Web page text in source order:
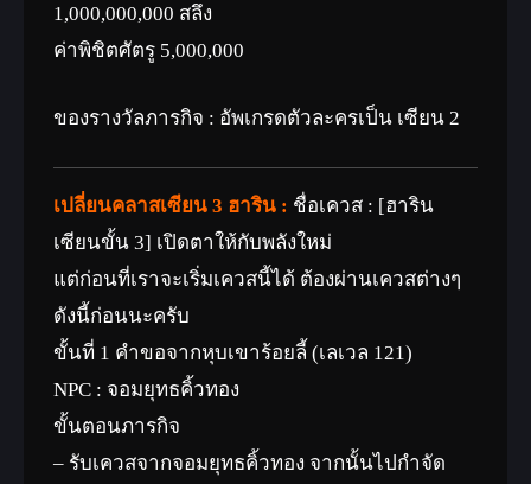
1,000,000,000 สลึง
ค่าพิชิตศัตรู 5,000,000
ของรางวัลภารกิจ : อัพเกรดตัวละครเป็น เซียน 2
เปลี่ยนคลาสเซียน 3 ฮาริน : ชื่อเควส : [ฮาริน
เซียนขั้น 3] เปิดตาให้กับพลังใหม่
แต่ก่อนที่เราจะเริ่มเควสนี้ได้ ต้องผ่านเควสต่างๆ
ดังนี้ก่อนนะครับ
ขั้นที่ 1 คำขอจากหุบเขาร้อยลี้ (เลเวล 121)
NPC : จอมยุทธคิ้วทอง
ขั้นตอนภารกิจ
– รับเควสจากจอมยุทธคิ้วทอง จากนั้นไปกำจัด